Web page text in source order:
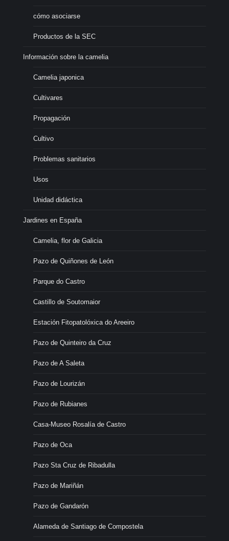
cómo asociarse
Productos de la SEC
Información sobre la camelia
Camelia japonica
Cultivares
Propagación
Cultivo
Problemas sanitarios
Usos
Unidad didáctica
Jardines en España
Camelia, flor de Galicia
Pazo de Quiñones de León
Parque do Castro
Castillo de Soutomaior
Estación Fitopatolóxica do Areeiro
Pazo de Quinteiro da Cruz
Pazo de A Saleta
Pazo de Lourizán
Pazo de Rubianes
Casa-Museo Rosalía de Castro
Pazo de Oca
Pazo Sta Cruz de Ribadulla
Pazo de Mariñán
Pazo de Gandarón
Alameda de Santiago de Compostela